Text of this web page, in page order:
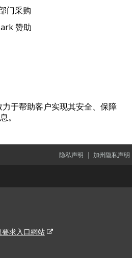
门采购
赞助
于帮助客户实现其安全、保障
。
隐私声明 | 加州隐私声明
求入口網站